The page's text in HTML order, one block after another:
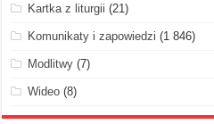
Kartka z liturgii (21)
Komunikaty i zapowiedzi (1 846)
Modlitwy (7)
Wideo (8)